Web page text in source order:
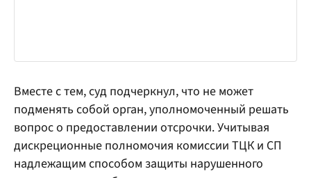
Вместе с тем, суд подчеркнул, что не может
подменять собой орган, уполномоченный решать
вопрос о предоставлении отсрочки. Учитывая
дискреционные полномочия комиссии ТЦК и СП
надлежащим способом защиты нарушенного